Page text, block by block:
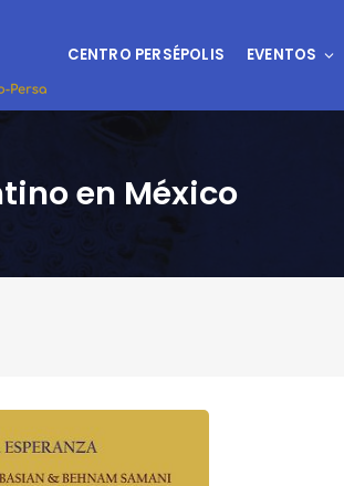
CENTRO PERSÉPOLIS EVENTOS
en México